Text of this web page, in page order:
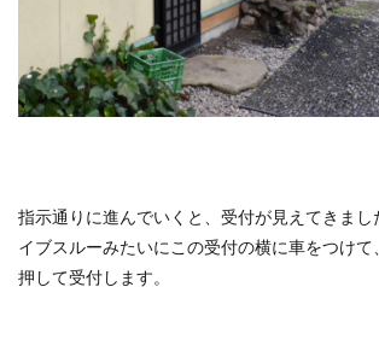
指示通りに進んでいくと、受付が見えてきまし
イブスルーみたいにこの受付の横に車をつけて
押して受付します。